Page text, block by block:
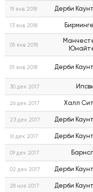
19 янв 2018 Дерби
13 янв 2018
05 янв 2018
01 янв 2018 Дерби
30 дек 2017
26 дек 2017 Халл
23 дек 2017 Дерби
16 дек 2017 Дерби
09 дек 2017
02 дек 2017 Дерби
28 ноя 2017 Дерби